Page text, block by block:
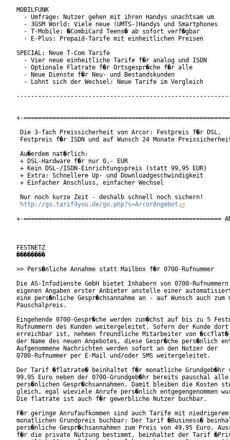
MOBILFUNK
  - Umfrage: Nutzer gehen mit ihren Handys unachtsam um
  - 3GSM World: Viele neue (UMTS-)Handys und Smartphones
  - T-Mobile: �CombiCard Teens� ab sofort verf�gbar
  - E-Plus: Prepaid-Tarife mit einheitlichen Preisen
SPECIAL: Neue T-Com Tarife
  - Vier neue einheitliche Tarife f�r analog und ISDN
  - Optionale Flatrate f�r Ortsgespr�che f�r alle
  - Neue Dienste f�r Neu- und Bestandskunden
  - Lohnt sich der Wechsel: Neue Tarife im Vergleich
+-
Die 3-fach Preissicherheit von Arcor: Festpreis f�r DSL,
Festpreis f�r ISDN und auf Wunsch 24 Monate
Au�erdem nat�rlich:
+ DSL-Hardware f�r nur 0,- EUR
+ Kein DSL-/ISDN-Einrichtungspreis (statt 99,95 EUR)
+ Extra: Schnellere Up- und Downloadgeschwindigkeit
+ Einfacher Anschluss, einfacher Wechsel
Nur noch kurze Zeit - deshalb schnell noch sichern!
http://go.tarif4you.de/go.php?s=ArcorAngebot
+-=======================================================
FESTNETZ
��������
>> Pers�nliche Annahme statt Mailbox f�r 0700-Rufnummer
Die AS-Infodienste GmbH bietet Inhabern von 0700-
eigenen Angaben erster Anbieter anstelle einer
eine pers�nliche Gespr�chsannahme an - auf Wunsch auch zum
Pauschalpreis.
Eingehende 0700-Gespr�che werden zun�chst auf bis zu 5
Rufnummern des Kunden weitergeleitet. Sofern der Kunde
erreichbar ist, nehmen freundliche Mitarbeiter von
der Name des neuen Angebotes, diese Gespr�che pers�nlich
Aufgenommene Nachrichten werden sofort an den Nutzer der
0700-Rufnummer per E-Mail und/oder SMS weitergeleitet.
Der Tarif �flatrate� beinhaltet f�r monatliche Grundgeb�hr
99,95 Euro neben der 0700-Grundgeb�hr bereits pauschal alle
pers�nlichen Gespr�chsannahmen. Damit bleiben die Kosten
gleich, egal wieviele Anrufe pers�nlich entgegengenommen
Die flatrate ist auch f�r gewerbliche Nutzer buchbar.
F�r geringe Anrufaufkommen sind auch Tarife mit niedrigerem
monatlichen Grundpreis buchbar: Der Tarif �Business�
pers�nliche Gespr�chsannahmen zum Preis von 49,95 Euro.
f�r die private Nutzung bestimmt, beinhaltet der Tarif